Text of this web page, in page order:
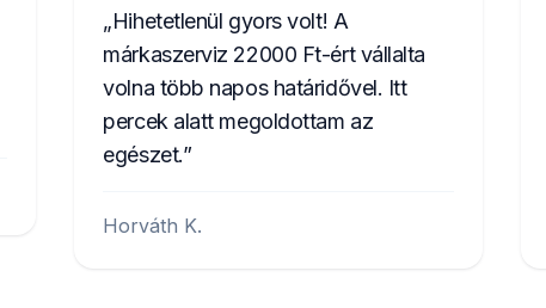
Hihetetlenül gyors volt! A
márkaszerviz 22000 Ft-ért vállalta
volna több napos határidővel. Itt
percek alatt megoldottam az
egészet.
Horváth K.